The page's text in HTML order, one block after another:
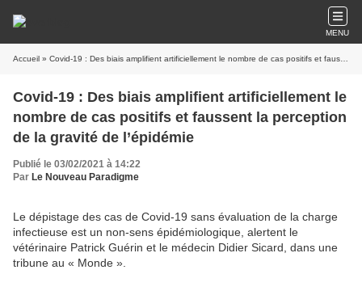
MENU
Accueil » Covid-19 : Des biais amplifient artificiellement le nombre de cas positifs et faussent la perception de la gravité de l’épidémie
Covid-19 : Des biais amplifient artificiellement le
nombre de cas positifs et faussent la perception
de la gravité de l’épidémie
Publié le 03/02/2021 à 14:22
Par Le Nouveau Paradigme
Le dépistage des cas de Covid-19 sans évaluation de la charge
infectieuse est un non-sens épidémiologique, alertent le
vétérinaire Patrick Guérin et le médecin Didier Sicard, dans une
tribune au « Monde ».